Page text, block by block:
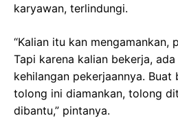
karyawan, terlindungi.
“Kalian itu kan mengamankan,
Tapi karena kalian bekerja,
kehilangan pekerjaannya.
tolong ini diamankan, tolong
dibantu,” pintanya.